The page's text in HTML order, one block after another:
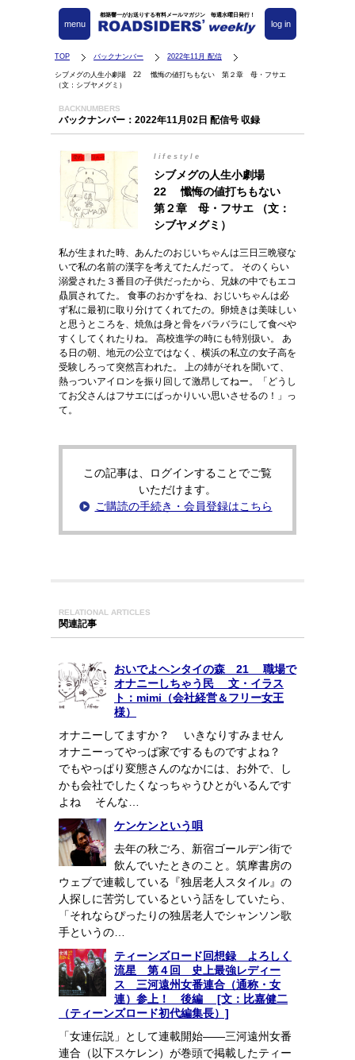
都築響一がお送りする有料メールマガジン 毎週水曜日発行！
log in
menu
TOP バックナンバー 2022年11月 配信
シブメグの人生小劇場 22 懺悔の値打ちもない 第２章 母・フサエ
（文：シブヤメグミ）
BACKNUMBERS
バックナンバー：2022年11月02日 配信号 収録
lifestyle
シブメグの人生小劇場
22 懺悔の値打ちもない
第２章 母・フサエ （文：
シブヤメグミ）
私が生まれた時、あんたのおじいちゃんは三日三晩寝な
いで私の名前の漢字を考えてたんだって。 そのくらい
溺愛された３番目の子供だったから、兄妹の中でもエコ
贔屓されてた。 食事のおかずをね、おじいちゃんは必
ず私に最初に取り分けてくれてたの。卵焼きは美味しい
と思うところを、焼魚は身と骨をバラバラにして食べや
すくしてくれたりね。 高校進学の時にも特別扱い。 あ
る日の朝、地元の公立ではなく、横浜の私立の女子高を
受験しろって突然言われた。 上の姉がそれを聞いて、
熱っついアイロンを振り回して激昂してねー。「どうし
てお父さんはフサエにばっかりいい思いさせるの！」っ
て。
この記事は、ログインすることでご覧
いただけます。
ご購読の手続き・会員登録はこちら
RELATIONAL ARTICLES
関連記事
おいでよヘンタイの森 21 職場で
オナニーしちゃう民 文・イラス
ト：mimi（会社経営＆フリー女王
様）
オナニーしてますか？ いきなりすみません
オナニーってやっぱ家でするものですよね？
でもやっぱり変態さんのなかには、お外で、し
かも会社でしたくなっちゃうひとがいるんです
よね そんな…
ケンケンという唄
去年の秋ごろ、新宿ゴールデン街で
飲んでいたときのこと。筑摩書房の
ウェブで連載している『独居老人スタイル』の
人探しに苦労しているという話をしていたら、
「それならぴったりの独居老人でシャンソン歌
手というの…
ティーンズロード回想録 よろしく
流星 第４回 史上最強レディー
ス 三河遠州女番連合（通称・女
連）参上！ 後編 [文：比嘉健二
（ティーンズロード初代編集長）]
「女連伝説」として連載開始――三河遠州女番
連合（以下スケレン）が巻頭で掲載したティー